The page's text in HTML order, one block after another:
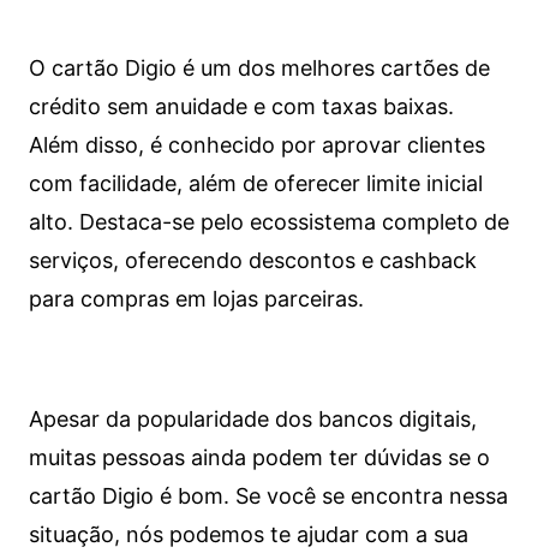
O cartão Digio é um dos melhores cartões de
crédito sem anuidade e com taxas baixas.
Além disso, é conhecido por aprovar clientes
com facilidade, além de oferecer limite inicial
alto. Destaca-se pelo ecossistema completo de
serviços, oferecendo descontos e cashback
para compras em lojas parceiras.
Apesar da popularidade dos bancos digitais,
muitas pessoas ainda podem ter dúvidas se o
cartão Digio é bom. Se você se encontra nessa
situação, nós podemos te ajudar com a sua